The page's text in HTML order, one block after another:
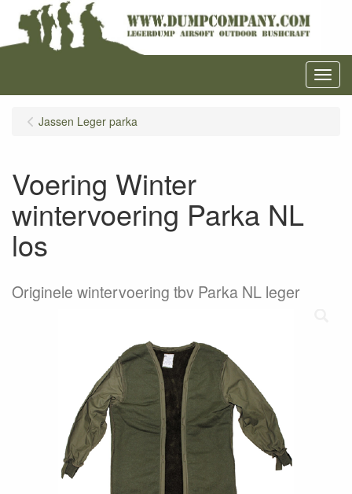
Menu
Jassen Leger parka
Voering Winter
wintervoering Parka NL
los
Originele wintervoering tbv Parka NL leger